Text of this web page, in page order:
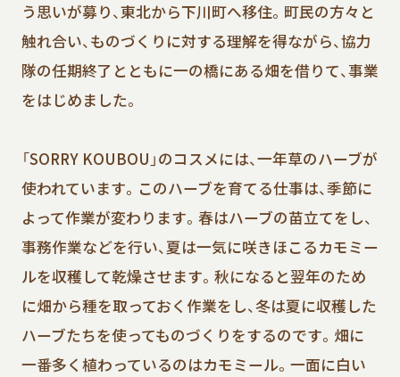
う思いが募り、東北から下川町へ移住。町民の方々と
触れ合い、ものづくりに対する理解を得ながら、協力
隊の任期終了とともに一の橋にある畑を借りて、事業
をはじめました。
「SORRY KOUBOU」のコスメには、一年草のハーブが
使われています。このハーブを育てる仕事は、季節に
よって作業が変わります。春はハーブの苗立てをし、
事務作業などを行い、夏は一気に咲きほこるカモミー
ルを収穫して乾燥させます。秋になると翌年のため
に畑から種を取っておく作業をし、冬は夏に収穫した
ハーブたちを使ってものづくりをするのです。畑に
一番多く植わっているのはカモミール。一面に白い